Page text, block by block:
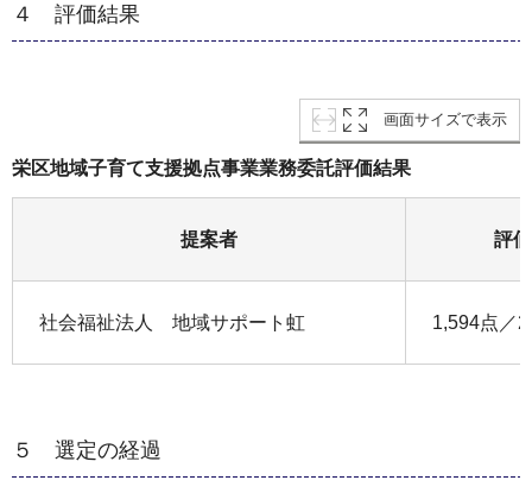
４ 評価結果
画面サイズで表示
栄区地域子育て支援拠点事業業務委託評価結果
提案者 評
社会福祉法人 地域サポート虹 1,594点／
５ 選定の経過